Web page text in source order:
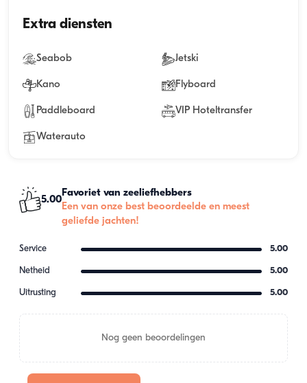
Extra diensten
Seabob Jetski
Kano Flyboard
Paddleboard VIP Hoteltransfer
Waterauto
5.00
Favoriet van zeeliefhebbers
Een van onze best beoordeelde en meest
geliefde jachten!
Service 5.00
Netheid 5.00
Uitrusting 5.00
Nog geen beoordelingen